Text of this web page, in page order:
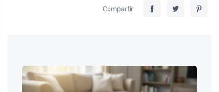
Compartir